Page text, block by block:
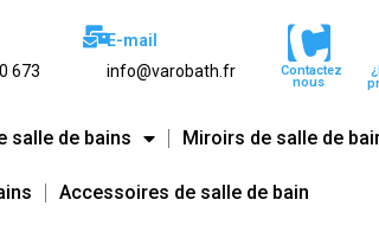
673
E-mail
info@varobath.fr
Contactez
nous
salle de bains Miroirs de salle de
Accessoires de salle de bain